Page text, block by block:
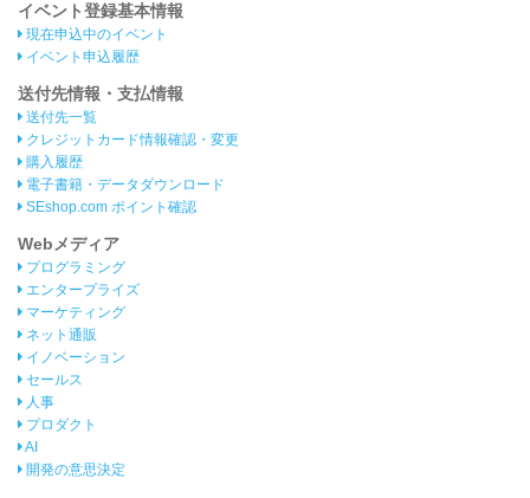
イベント登録基本情報
現在申込中のイベント
イベント申込履歴
送付先情報・支払情報
送付先一覧
クレジットカード情報確認・変更
購入履歴
電子書籍・データダウンロード
SEshop.com ポイント確認
Webメディア
プログラミング
エンタープライズ
マーケティング
ネット通販
イノベーション
セールス
人事
プロダクト
AI
開発の意思決定